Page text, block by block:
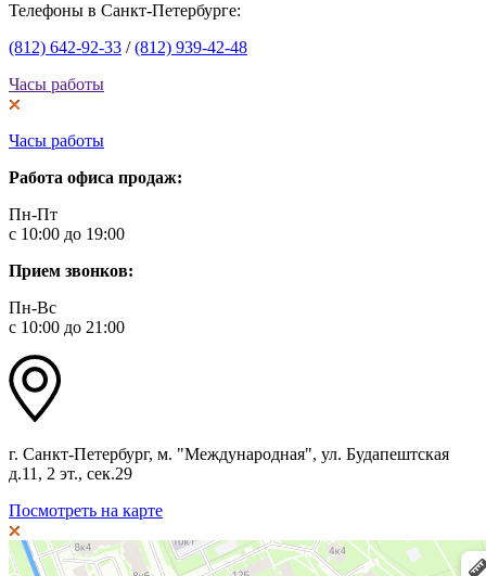
Телефоны в Санкт-Петербурге:
(812) 642-92-33 /(812) 939-42-48
Часы работы
Часы работы
Работа офиса продаж:
Пн-Пт
с 10:00 до 19:00
Прием звонков:
Пн-Вс
с 10:00 до 21:00
г. Санкт-Петербург, м. "Международная", ул. Будапештская
д.11, 2 эт., сек.29
Посмотреть на карте